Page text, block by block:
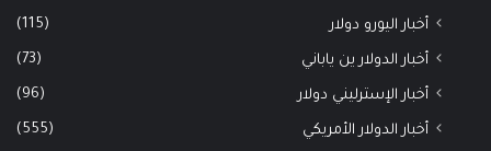
أخبار اليورو دولار (115)
أخبار الدولار ين ياباني (73)
أخبار الإسترليني دولار (96)
أخبار الدولار الأمريكي (555)